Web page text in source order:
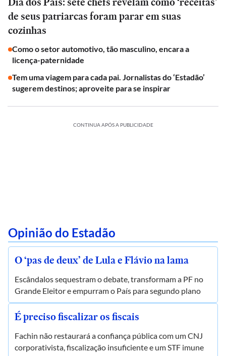
de seus patriarcas foram parar em suas
cozinhas
Como o setor automotivo, tão masculino, encara a
licença-paternidade
Tem uma viagem para cada pai. Jornalistas do ‘Estadão’
sugerem destinos; aproveite para se inspirar
CONTINUA APÓS A PUBLICIDADE
Opinião do Estadão
O ‘pas de deux’ de Lula e Flávio na lama
Escândalos sequestram o debate, transformam a PF no
Grande Eleitor e empurram o País para segundo plano
É preciso fiscalizar os fiscais
Fachin não restaurará a confiança pública com um CNJ
corporativista, fiscalização insuficiente e um STF imune